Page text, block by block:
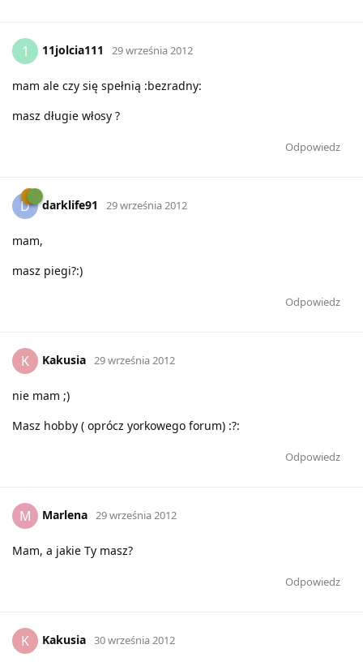
1 11jolcia111 29 września 2012
mam ale czy się spełnią :bezradny:
masz długie włosy ?
Odpowiedz
D darklife91 29 września 2012
mam,
masz piegi?:)
Odpowiedz
K Kakusia 29 września 2012
nie mam ;)
Masz hobby ( oprócz yorkowego forum) :?:
Odpowiedz
M Marlena 29 września 2012
Mam, a jakie Ty masz?
Odpowiedz
K Kakusia 30 września 2012